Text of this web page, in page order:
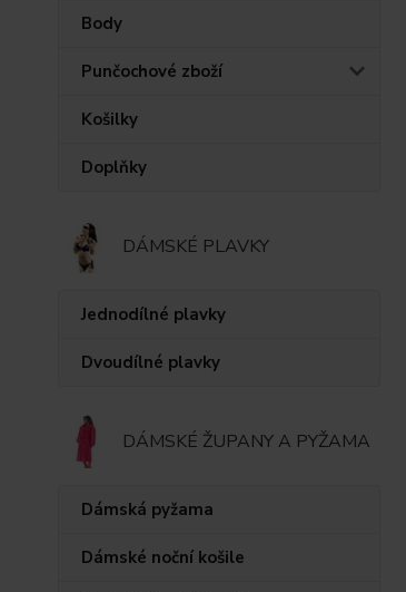
Body
Punčochové zboží
Košilky
Doplňky
DÁMSKÉ PLAVKY
Jednodílné plavky
Dvoudílné plavky
DÁMSKÉ ŽUPANY A PYŽAMA
Dámská pyžama
Dámské noční košile